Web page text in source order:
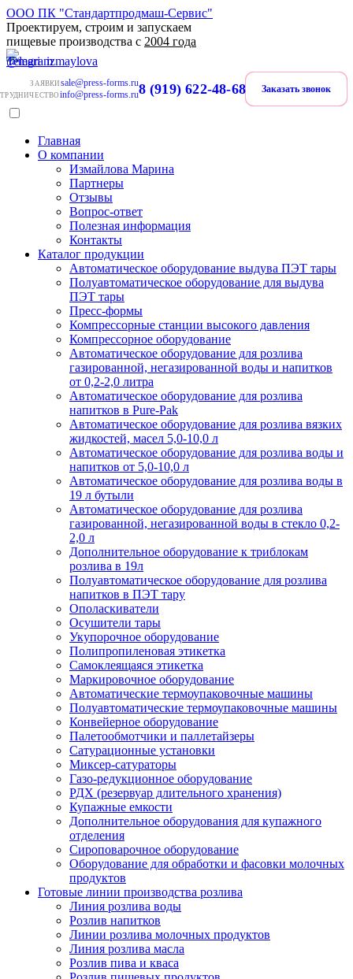
ООО ПК "Стандартпродмаш-Сервис"
Проектируем, строим и запускаем
пищевые производства с 2004 года
ЗАЯВКИ sale@press-forms.ru
info@press-forms.ru8 (919) 622-48-68 Заказать звонок
Главная
О компании
Измайлова Марина
Партнеры
Отзывы
Вопрос-ответ
Полезная информация
Контакты
Каталог продукции
Автоматическое оборудование выдува ПЭТ тары
Полуавтоматическое оборудование для выдува
ПЭТ тары
Пресс-формы
Компрессорные станции высокого давления
Компрессорное оборудование
Автоматическое оборудование для розлива
газированной, негазированной воды и напитков
от 0,2-2,0 литра
Автоматическое оборудование для розлива
напитков в Pure-Pak
Автоматическое оборудование для розлива вязких
жидкостей, масел 5,0-10,0 л
Автоматическое оборудование для розлива воды и
напитков от 5,0-10,0 л
Автоматическое оборудование для розлива воды в
19 л бутыли
Автоматическое оборудование для розлива
газированной, негазированной воды в стекло 0,2-
2,0 л
Дополнительное оборудование к триблокам
розлива в 19л
Полуавтоматическое оборудование для розлива
напитков в ПЭТ тару
Ополаскиватели
Осушители тары
Укупорочное оборудование
Полипропиленовая этикетка
Самоклеящаяся этикетка
Маркировочное оборудование
Автоматические термоупаковочные машины
Полуавтоматические термоупаковочные машины
Конвейерное оборудование
Палетообмотчики и паллетайзеры
Сатурационные установки
Миксер-сатураторы
Газо-редукционное оборудование
РДХ (резервуар длительного хранения)
Купажные емкости
Дополнительное оборудования для купажного
отделения
Сироповарочное оборудование
Оборудование для обработки и фасовки молочных
продуктов
Готовые линии производства розлива
Линия розлива воды
Розлив напитков
Линии розлива молочных продуктов
Линия розлива масла
Розлив пива и кваса